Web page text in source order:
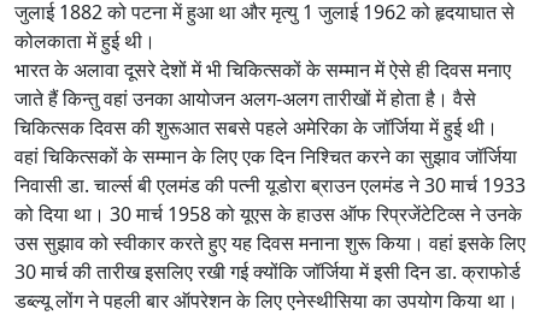
जुलाई 1882 को पटना में हुआ था और मृत्यु 1 जुलाई 1962 को हृदयाघात से
कोलकाता में हुई थी।
भारत के अलावा दूसरे देशों में भी चिकित्सकों के सम्मान में ऐसे ही दिवस मनाए
जाते हैं किन्तु वहां उनका आयोजन अलग-अलग तारीखों में होता है। वैसे
चिकित्सक दिवस की शुरूआत सबसे पहले अमेरिका के जॉर्जिया में हुई थी।
वहां चिकित्सकों के सम्मान के लिए एक दिन निश्चित करने का सुझाव जॉर्जिया
निवासी डा. चार्ल्स बी एलमंड की पत्नी यूडोरा ब्राउन एलमंड ने 30 मार्च 1933
को दिया था। 30 मार्च 1958 को यूएस के हाउस ऑफ रिप्रजेंटेटिव्स ने उनके
उस सुझाव को स्वीकार करते हुए यह दिवस मनाना शुरू किया। वहां इसके लिए
30 मार्च की तारीख इसलिए रखी गई क्योंकि जॉर्जिया में इसी दिन डा. क्राफोर्ड
डब्ल्यू लोंग ने पहली बार ऑपरेशन के लिए एनेस्थीसिया का उपयोग किया था।